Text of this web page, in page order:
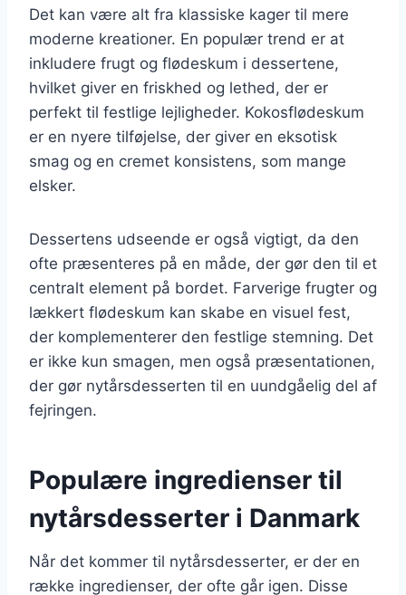
Det kan være alt fra klassiske kager til mere
moderne kreationer. En populær trend er at
inkludere frugt og flødeskum i dessertene,
hvilket giver en friskhed og lethed, der er
perfekt til festlige lejligheder. Kokosflødeskum
er en nyere tilføjelse, der giver en eksotisk
smag og en cremet konsistens, som mange
elsker.
Dessertens udseende er også vigtigt, da den
ofte præsenteres på en måde, der gør den til et
centralt element på bordet. Farverige frugter og
lækkert flødeskum kan skabe en visuel fest,
der komplementerer den festlige stemning. Det
er ikke kun smagen, men også præsentationen,
der gør nytårsdesserten til en uundgåelig del af
fejringen.
Populære ingredienser til
nytårsdesserter i Danmark
Når det kommer til nytårsdesserter, er der en
række ingredienser, der ofte går igen. Disse